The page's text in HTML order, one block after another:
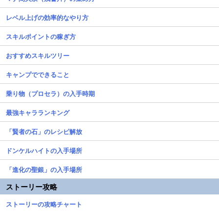
レベル上げの効率的なやり方
スキルポイントの稼ぎ方
おすすめスキルツリー
キャンプでできること
乗り物（プロセラ）の入手時期
最強キャラランキング
「賢者の石」のレシピ解放
ドンケルハイトの入手場所
「進化の聖銀」の入手場所
ストーリー攻略
ストーリーの攻略チャート